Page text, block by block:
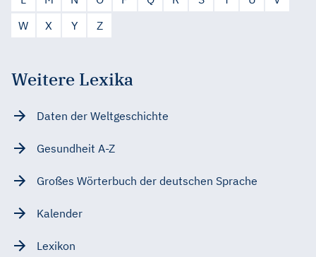
W
X Y Z
Weitere Lexika
Daten der Weltgeschichte
Gesundheit A-Z
Großes Wörterbuch der deutschen Sprache
Kalender
Lexikon